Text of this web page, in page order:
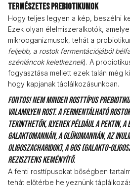
Természetes prebiotikumok
Hogy teljes legyen a kép, beszélni
Ezek olyan élelmiszeralkotók,
mikrooganizmusok, tehát a
feljebb, a rostok fermentációjából
szénláncok keletkeznek). A
fogyasztása mellett ezek talán még
hogy kapjanak táplálkozásunkban.
Fontos! Nem minden rosttípus
valamilyen rost. A fermentálható
tekinthetők, ilyenek például a pektin, a
galaktomannán, a glükomannán, az
oligoszacharidok), a GOS (galakto-
rezisztens keményítő.
A fenti rosttípusokat bőségben
tehát előtérbe helyeznünk